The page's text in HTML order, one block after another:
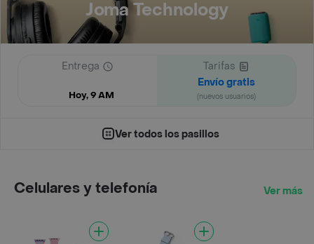
Joma Technology
Entrega
Hoy, 9 AM
Tarifas
Envío gratis
(nuevos usuarios)
Ver todos los pasillos
Celulares y telefonía Ver más